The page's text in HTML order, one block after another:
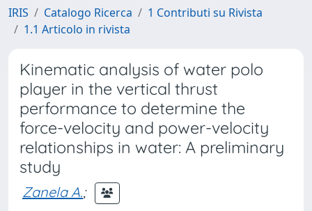
IRIS Catalogo Ricerca
1 Contributi su Rivista
1.1 Articolo in rivista
Kinematic analysis of water polo
player in the vertical thrust
performance to determine the
force-velocity and power-velocity
relationships in water: A preliminary
study
Zanela A.;